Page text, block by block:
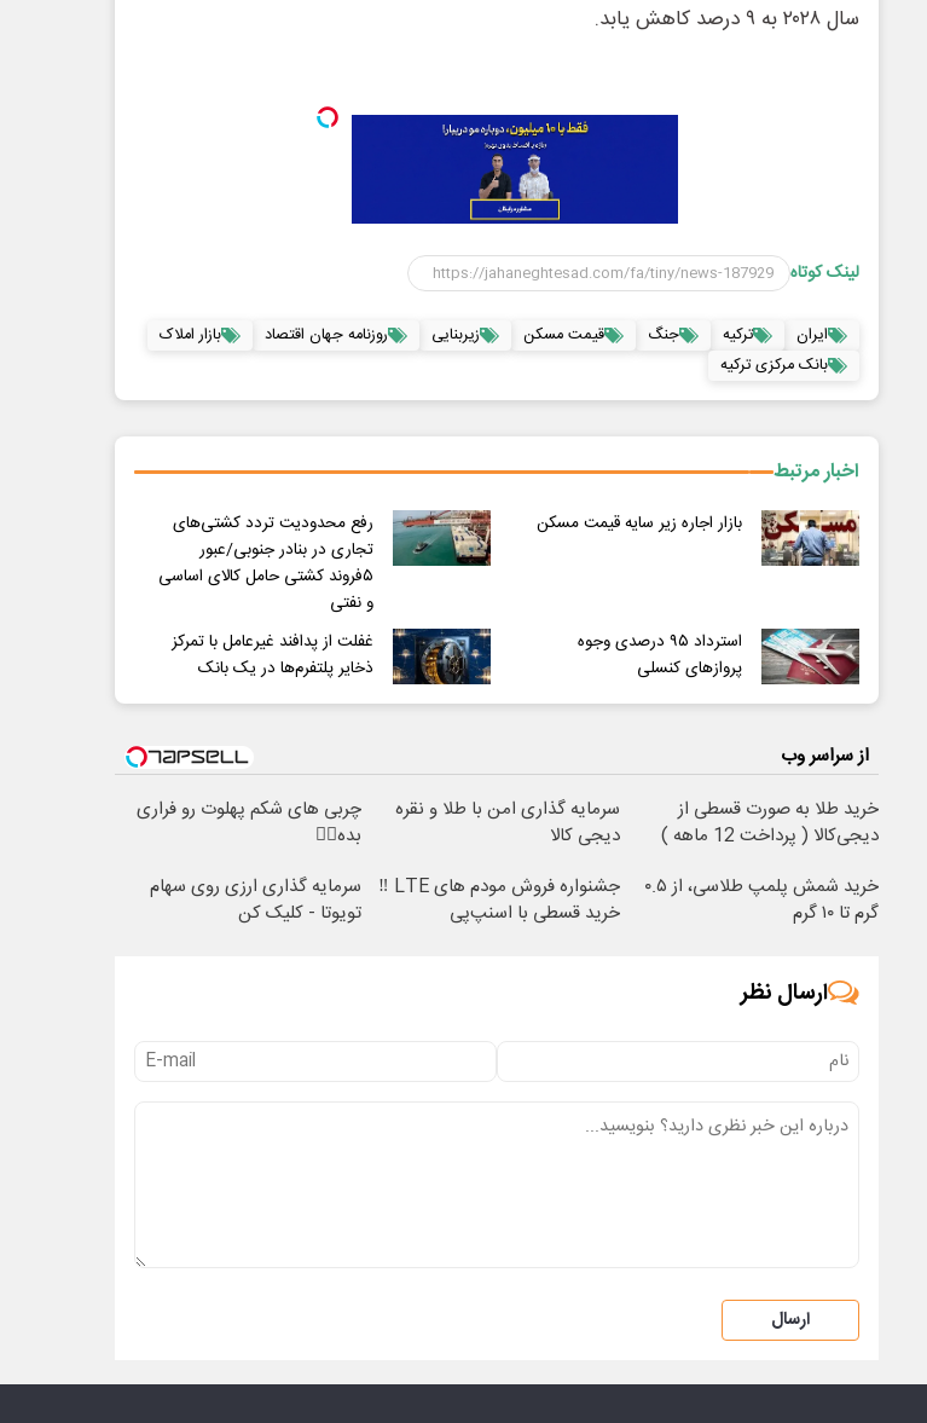
سال ۲۰۲۸ به ۹ درصد کاهش یابد.
لینک کوتاه
ایران ترکیه جنگ قیمت مسکن زیربنایی روزنامه جهان اقتصاد
بازار املاک
بانک مرکزی ترکیه
اخبار مرتبط
بازار اجاره زیر سایه قیمت مسکن
رفع محدودیت تردد کشتی‌های
تجاری در بنادر جنوبی/عبور
۵فروند کشتی حامل کالای اساسی
و نفتی
استرداد ۹۵ درصدی وجوه
پروازهای کنسلی
غفلت از پدافند غیرعامل با تمرکز
ذخایر پلتفرم‌ها در یک بانک
از سراسر وب
خرید طلا به صورت قسطی از
دیجی‌کالا ( پرداخت 12 ماهه )
سرمایه گذاری امن با طلا و نقره
دیجی کالا
چربی های شکم پهلوت رو فراری
بده👌🏻
خرید شمش پلمپ طلاسی، از ۰.۵
گرم تا ۱۰ گرم
جشنواره فروش مودم های LTE ‼️
خرید قسطی با اسنپ‌پی
سرمایه گذاری ارزی روی سهام
تویوتا - کلیک کن
ارسال نظر
ارسال